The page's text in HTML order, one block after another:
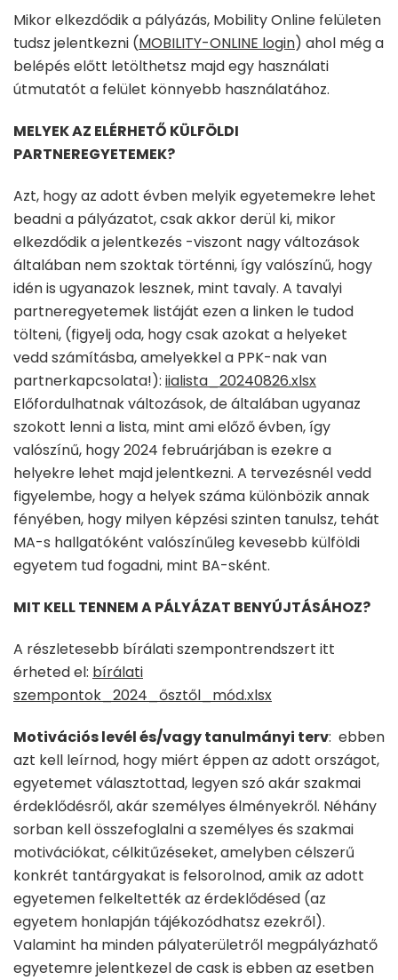
Mikor elkezdődik a pályázás, Mobility Online felületen
tudsz jelentkezni (MOBILITY-ONLINE login) ahol még a
belépés előtt letölthetsz majd egy használati
útmutatót a felület könnyebb használatához.
MELYEK AZ ELÉRHETŐ KÜLFÖLDI
PARTNEREGYETEMEK?
Azt, hogy az adott évben melyik egyetemekre lehet
beadni a pályázatot, csak akkor derül ki, mikor
elkezdődik a jelentkezés -viszont nagy változások
általában nem szoktak történni, így valószínű, hogy
idén is ugyanazok lesznek, mint tavaly. A tavalyi
partneregyetemek listáját ezen a linken le tudod
tölteni, (figyelj oda, hogy csak azokat a helyeket
vedd számításba, amelyekkel a PPK-nak van
partnerkapcsolata!): iialista_20240826.xlsx
Előfordulhatnak változások, de általában ugyanaz
szokott lenni a lista, mint ami előző évben, így
valószínű, hogy 2024 februárjában is ezekre a
helyekre lehet majd jelentkezni. A tervezésnél vedd
figyelembe, hogy a helyek száma különbözik annak
fényében, hogy milyen képzési szinten tanulsz, tehát
MA-s hallgatóként valószínűleg kevesebb külföldi
egyetem tud fogadni, mint BA-sként.
MIT KELL TENNEM A PÁLYÁZAT BENYÚJTÁSÁHOZ?
A részletesebb bírálati szempontrendszert itt
érheted el: bírálati
szempontok_2024_ősztől_mód.xlsx
Motivációs levél és/vagy tanulmányi terv: ebben
azt kell leírnod, hogy miért éppen az adott országot,
egyetemet választottad, legyen szó akár szakmai
érdeklődésről, akár személyes élményekről. Néhány
sorban kell összefoglalni a személyes és szakmai
motivációkat, célkitűzéseket, amelyben célszerű
konkrét tantárgyakat is felsorolnod, amik az adott
egyetemen felkeltették az érdeklődésed (az
egyetem honlapján tájékozódhatsz ezekről).
Valamint ha minden pályaterületről megpályázhatő
egyetemre jelentkezel de cask is ebben az esetben